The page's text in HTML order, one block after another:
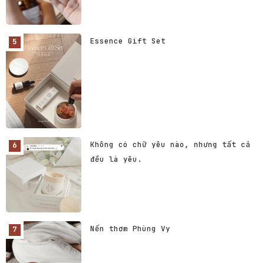
Essence Gift Set
Không có chữ yêu nào, nhưng tất cả
đều là yêu.
Nến thơm Phùng Vy